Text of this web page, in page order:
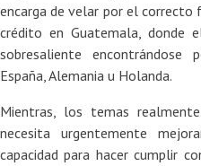
encarga de velar por el
crédito en Guatemala, donde
sobresaliente
España, Alemania u Holanda.
Mientras, los temas
necesita urgentemente
capacidad para hacer cumplir